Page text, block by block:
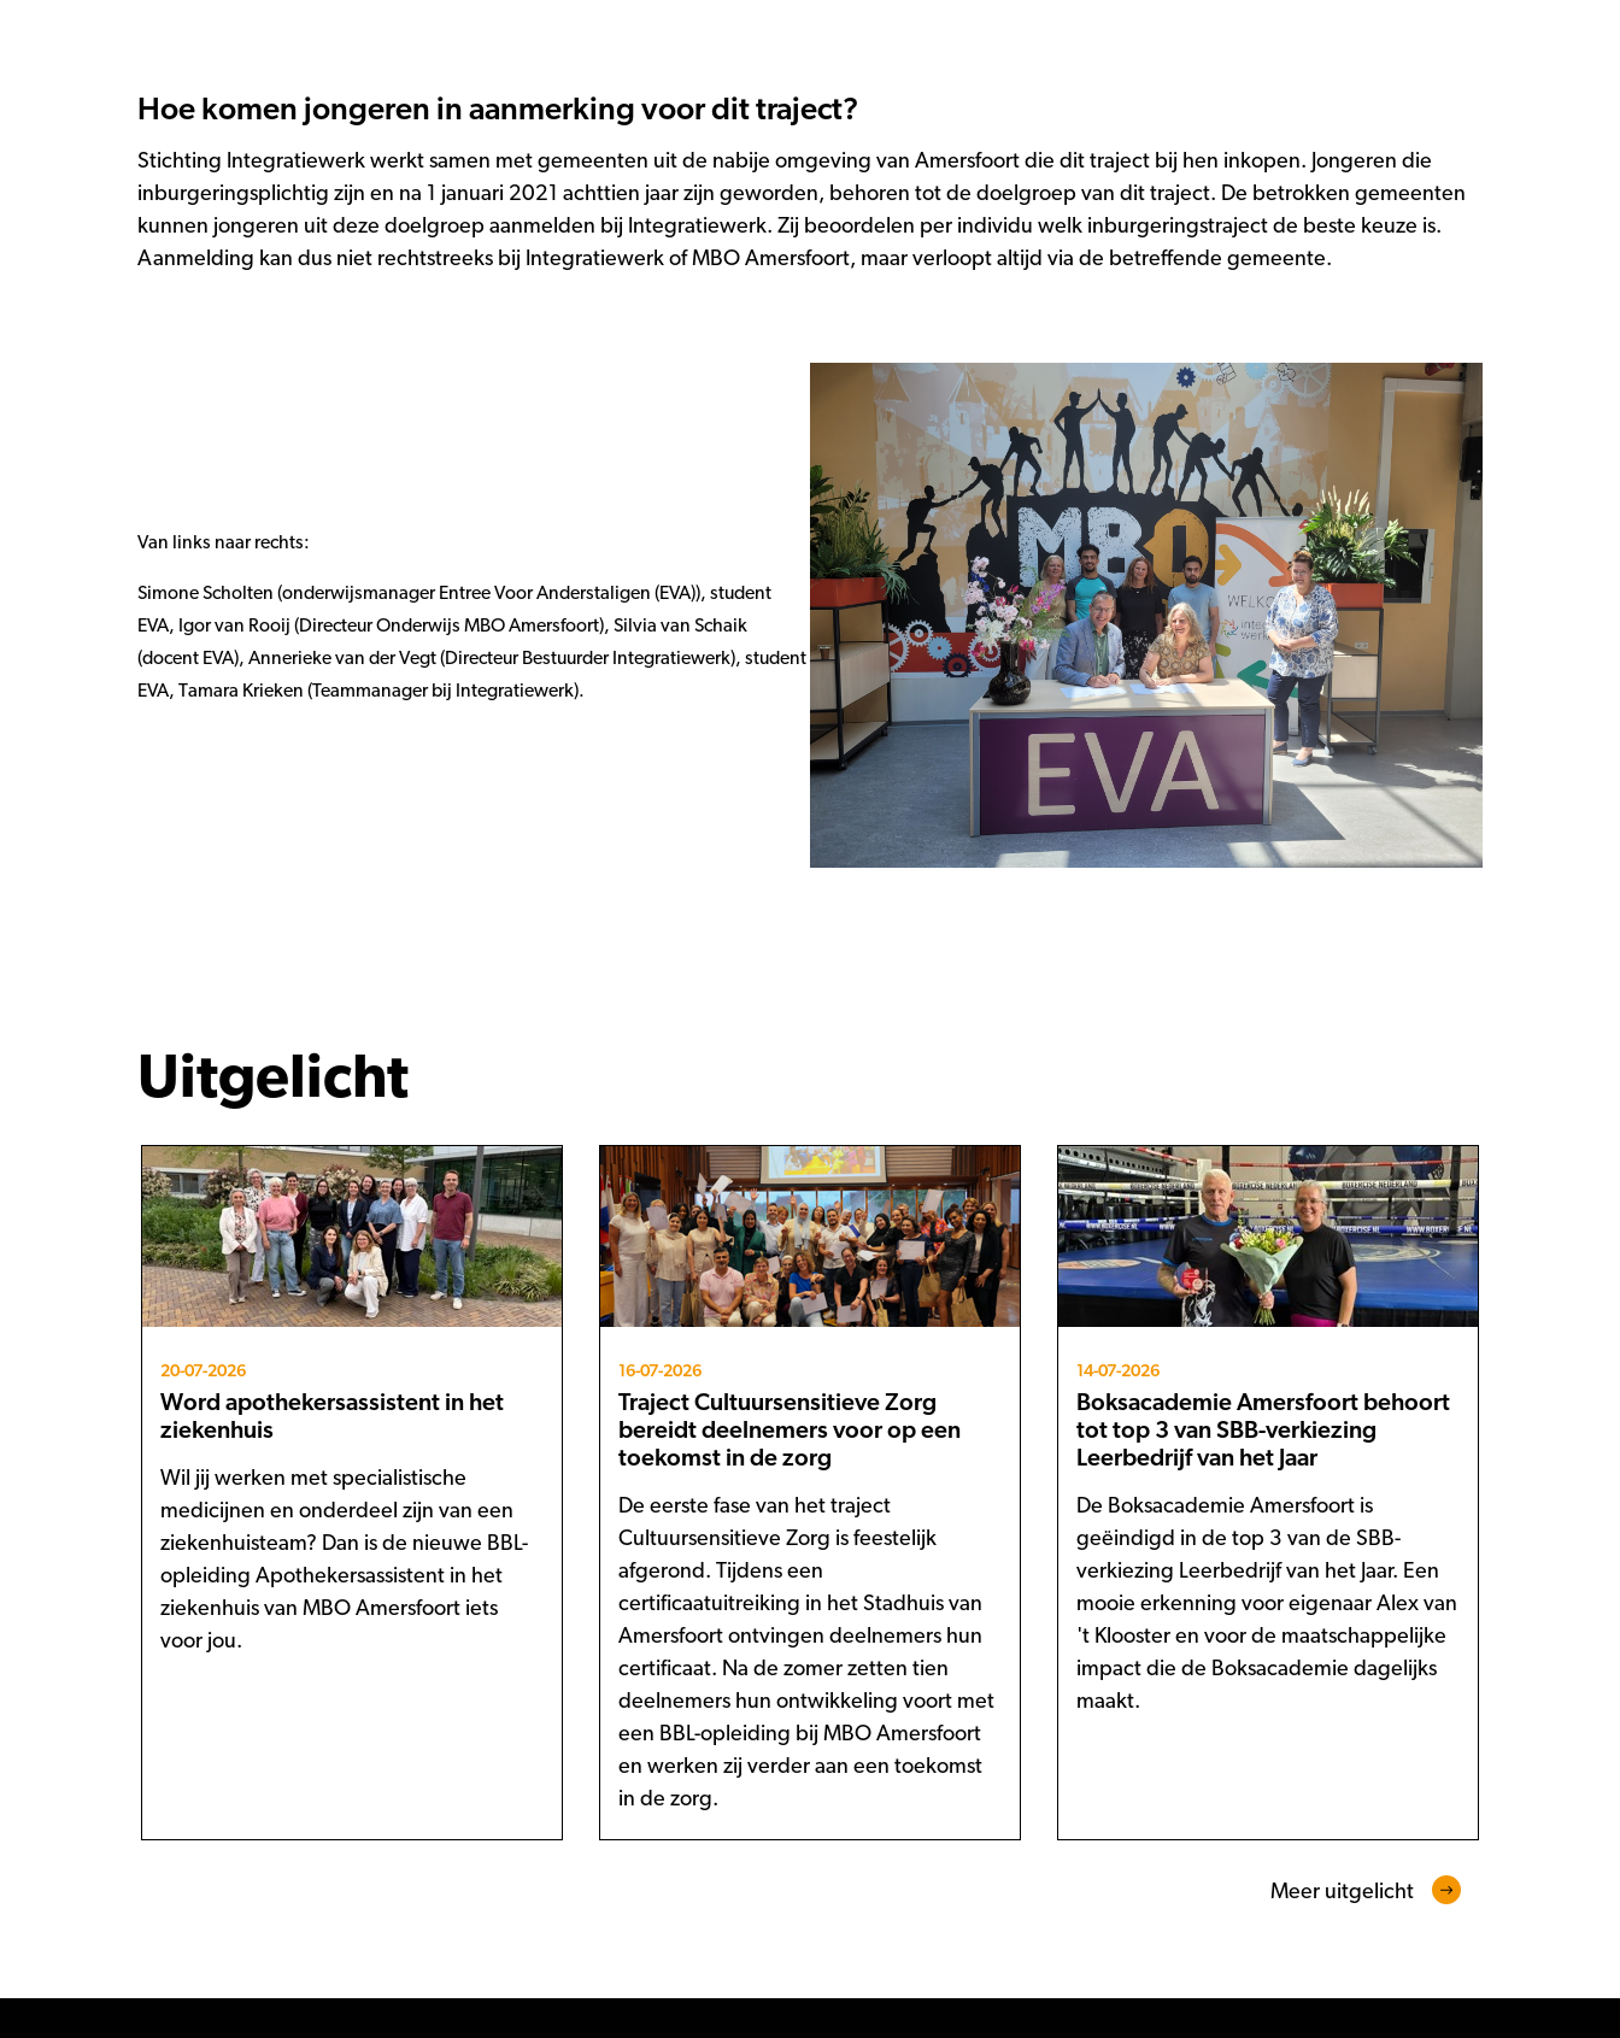
Hoe komen jongeren in aanmerking voor dit traject?
Stichting Integratiewerk werkt samen met gemeenten uit de nabije omgeving van Amersfoort die dit traject bij hen inkopen. Jongeren die
inburgeringsplichtig zijn en na 1 januari 2021 achttien jaar zijn geworden, behoren tot de doelgroep van dit traject. De betrokken gemeenten
kunnen jongeren uit deze doelgroep aanmelden bij Integratiewerk. Zij beoordelen per individu welk inburgeringstraject de beste keuze is.
Aanmelding kan dus niet rechtstreeks bij Integratiewerk of MBO Amersfoort, maar verloopt altijd via de betreffende gemeente.
Van links naar rechts:
Simone Scholten (onderwijsmanager Entree Voor Anderstaligen (EVA)), student
EVA, Igor van Rooij (Directeur Onderwijs MBO Amersfoort), Silvia van Schaik
(docent EVA), Annerieke van der Vegt (Directeur Bestuurder Integratiewerk), student
EVA, Tamara Krieken (Teammanager bij Integratiewerk).
Uitgelicht
20-07-2026
Word apothekersassistent in het
ziekenhuis
Wil jij werken met specialistische
medicijnen en onderdeel zijn van een
ziekenhuisteam? Dan is de nieuwe BBL-
opleiding Apothekersassistent in het
ziekenhuis van MBO Amersfoort iets
voor jou.
16-07-2026
Traject Cultuursensitieve Zorg
bereidt deelnemers voor op een
toekomst in de zorg
De eerste fase van het traject
Cultuursensitieve Zorg is feestelijk
afgerond. Tijdens een
certificaatuitreiking in het Stadhuis van
Amersfoort ontvingen deelnemers hun
certificaat. Na de zomer zetten tien
deelnemers hun ontwikkeling voort met
een BBL-opleiding bij MBO Amersfoort
en werken zij verder aan een toekomst
in de zorg.
14-07-2026
Boksacademie Amersfoort behoort
tot top 3 van SBB-verkiezing
Leerbedrijf van het Jaar
De Boksacademie Amersfoort is
geëindigd in de top 3 van de SBB-
verkiezing Leerbedrijf van het Jaar. Een
mooie erkenning voor eigenaar Alex van
't Klooster en voor de maatschappelijke
impact die de Boksacademie dagelijks
maakt.
Meer uitgelicht